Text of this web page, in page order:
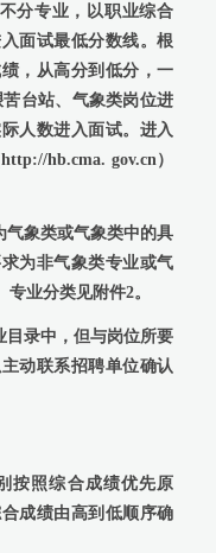
分专业，以职业综合
面试最低分数线。根
，从高分到低分，一
台站、气象类岗位进
人数进入面试。进入
hb.cma. gov.cn）
象类或气象类中的具
为非气象类专业或气
业分类见附件2。
目录中，但与岗位所要
动联系招聘单位确认
照综合成绩优先原
成绩由高到低顺序确